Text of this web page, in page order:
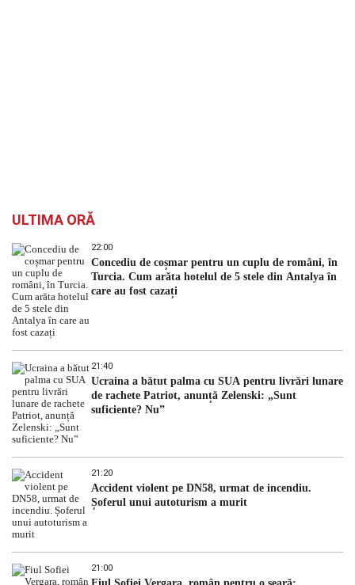
ULTIMA ORĂ
22:00
Concediu de coșmar pentru un cuplu de români, în
Turcia. Cum arăta hotelul de 5 stele din Antalya în
care au fost cazați
21:40
Ucraina a bătut palma cu SUA pentru livrări lunare
de rachete Patriot, anunță Zelenski: „Sunt
suficiente? Nu”
21:20
Accident violent pe DN58, urmat de incendiu.
Șoferul unui autoturism a murit
21:00